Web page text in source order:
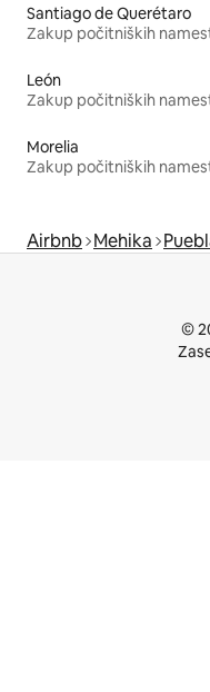
Santiago de Querétaro
Zakup počitniških
León
Zakup počitniških
Morelia
Zakup počitniških
Airbnb Mehika
©